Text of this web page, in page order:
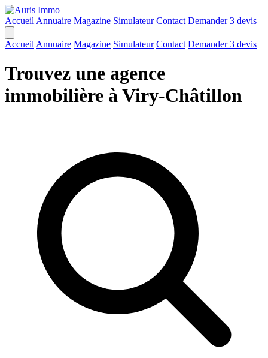
Accueil Annuaire Magazine Simulateur Contact Demander 3 devis
Accueil Annuaire Magazine Simulateur Contact Demander 3 devis
Trouvez une agence
immobilière à Viry-Châtillon